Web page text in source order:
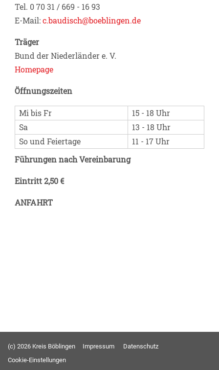
Tel. 0 70 31 / 669 - 16 93
E-Mail:c.baudisch@boeblingen.de
Träger
Bund der Niederländer e. V.
Homepage
Öffnungszeiten
Mi bis Fr
15 - 18 Uhr
Sa
13 - 18 Uhr
So und Feiertage
11 - 17 Uhr
Führungen nach Vereinbarung
Eintritt 2,50 €
ANFAHRT
(c) 2026 Kreis Böblingen Impressum
Datenschutz
Cookie-Einstellungen